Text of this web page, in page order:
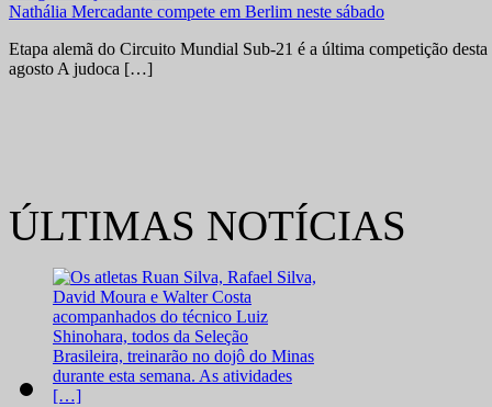
Nathália Mercadante compete em Berlim neste sábado
Etapa alemã do Circuito Mundial Sub-21 é a última competição
agosto A judoca […]
ÚLTIMAS NOTÍCIAS